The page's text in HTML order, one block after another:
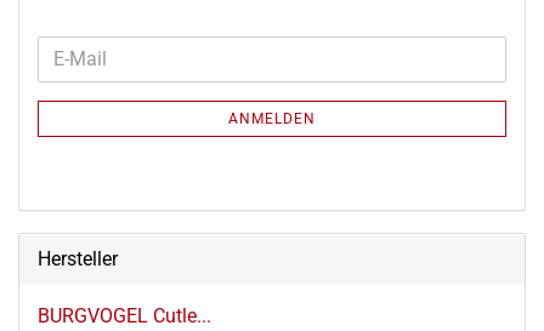
WEITER
NEWSLETTER-
E-
Mail
ANMELDEN
Hersteller
BURGVOGEL Cutle...